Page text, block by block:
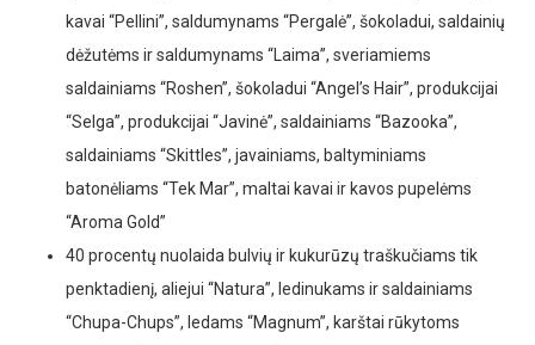
kavai “Pellini”, saldumynams “Pergalė”, šokoladui, saldainių
dėžutėms ir saldumynams “Laima”, sveriamiems
saldainiams “Roshen”, šokoladui “Angel’s Hair”, produkcijai
“Selga”, produkcijai “Javinė”, saldainiams “Bazooka”,
saldainiams “Skittles”, javainiams, baltyminiams
batonėliams “Tek Mar”, maltai kavai ir kavos pupelėms
“Aroma Gold”
40 procentų nuolaida bulvių ir kukurūzų traškučiams tik
penktadienį, aliejui “Natura”, ledinukams ir saldainiams
“Chupa-Chups”, ledams “Magnum”, karštai rūkytoms